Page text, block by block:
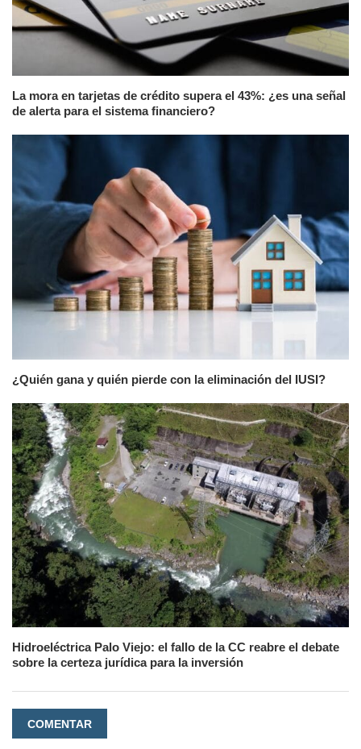
La mora en tarjetas de crédito supera el 43%: ¿es una señal
de alerta para el sistema financiero?
¿Quién gana y quién pierde con la eliminación del IUSI?
Hidroeléctrica Palo Viejo: el fallo de la CC reabre el debate
sobre la certeza jurídica para la inversión
COMENTAR